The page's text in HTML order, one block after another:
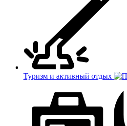
Туризм и активный отдых